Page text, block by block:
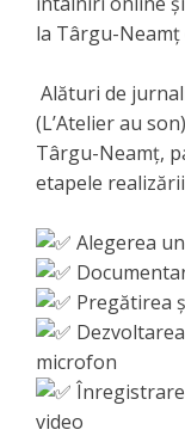
la Târgu-Neamț
Alături de
(L’Atelier au
Târgu-Neamț,
etapele
Alegerea
Pregătirea
microfon
video